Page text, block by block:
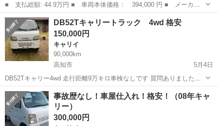
■ 支払総額: 44.9万円 ■ 車両本体価格： 394,000 円 ■ メーカー
名： スズキ ■ 車種名： キャリイトラック ■ グレード名： Ｆ
Ｃ ４ＷＤ・５ＭＴ・エアコン ■ 排気量： 660cc ■ ドア枚数：
2...
徳島 阿南市 キャリイ
DB52Tキャリートラック 4wd 格安
150,000円
キャリイ
90,000km
高知市
5月4日
DB52Tキャリー4wd 走行距離9万キロ車検なしです 質問ありましたら
連絡ください
高知 高知市 キャリイ 4wd
事故歴なし！車屋仕入れ！格安！（08年キャ
リー）
300,000円